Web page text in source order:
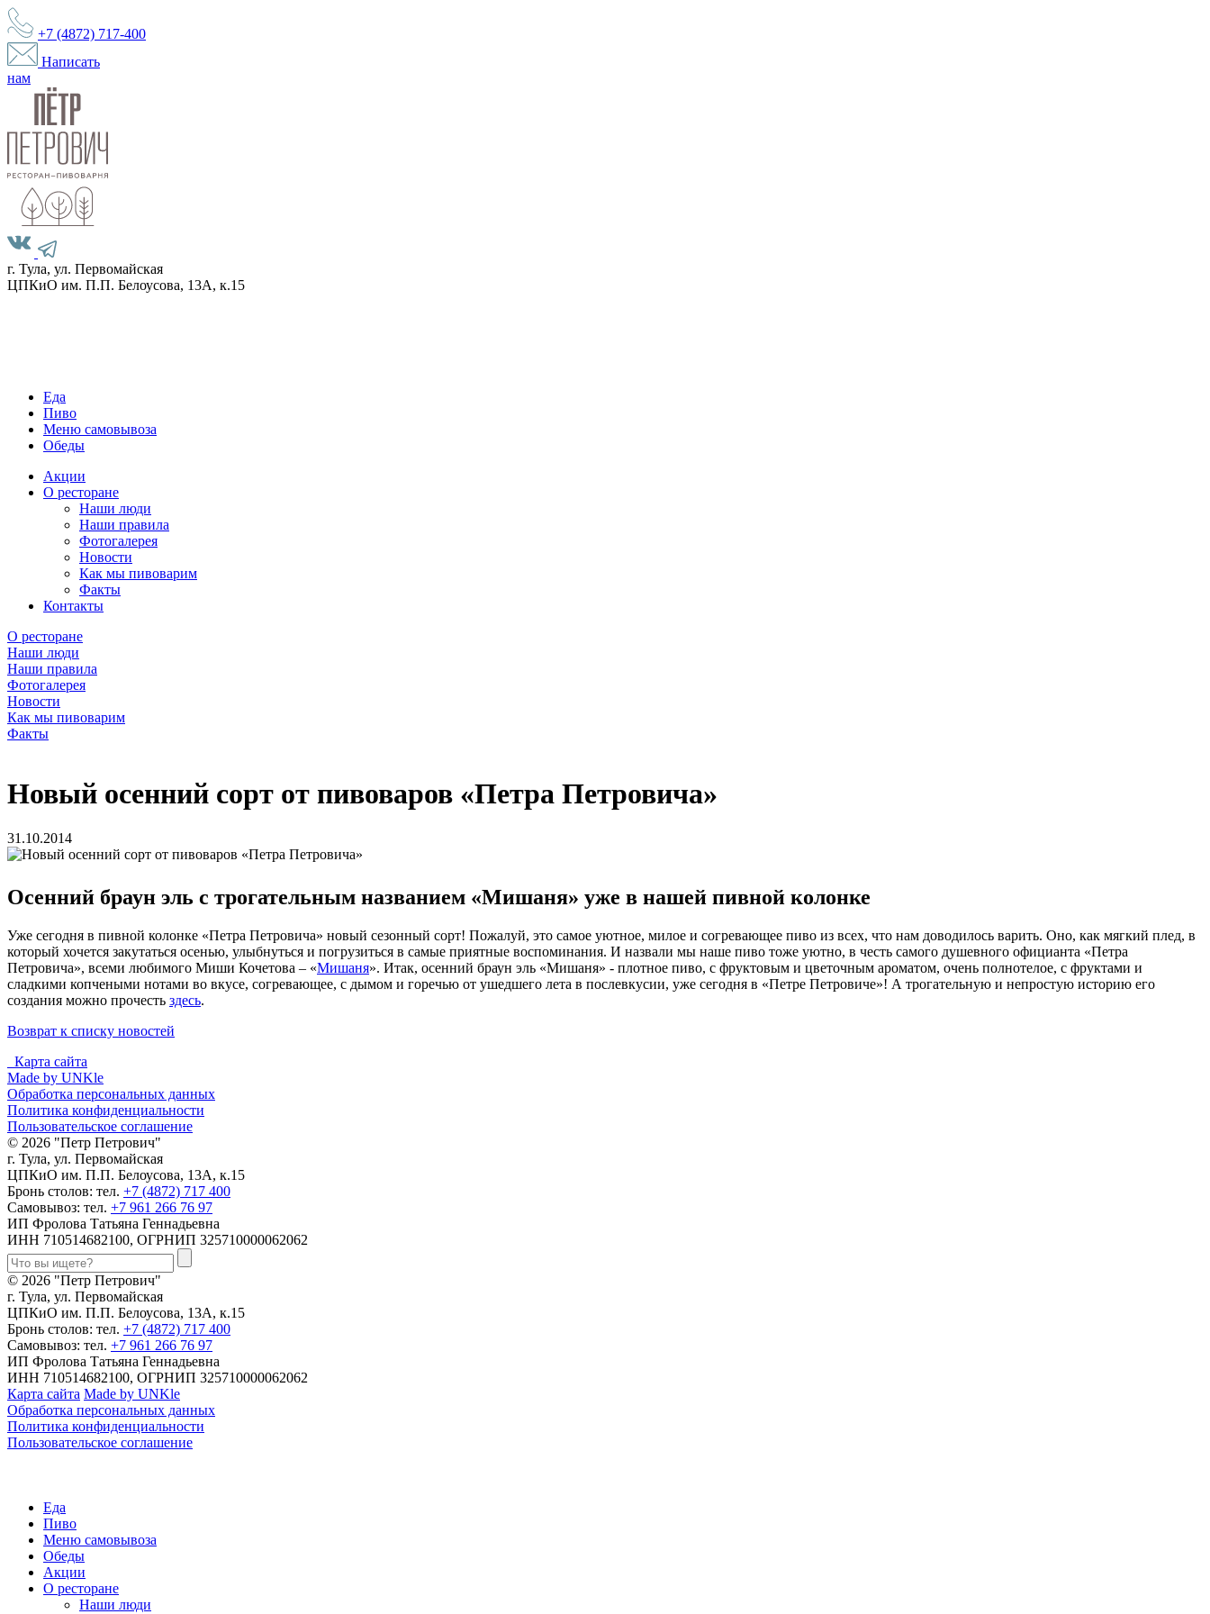
+7 (4872) 717-400
Написать
нам
г. Тула, ул. Первомайская
ЦПКиО им. П.П. Белоусова, 13А, к.15
Еда
Пиво
Меню самовывоза
Обеды
Акции
О ресторане
Наши люди
Наши правила
Фотогалерея
Новости
Как мы пивоварим
Факты
Контакты
О ресторане
Наши люди
Наши правила
Фотогалерея
Новости
Как мы пивоварим
Факты
Новый осенний сорт от пивоваров «Петра Петровича»
31.10.2014
Осенний браун эль с трогательным названием «Мишаня» уже в нашей пивной колонке
Уже сегодня в пивной колонке «Петра Петровича» новый сезонный сорт! Пожалуй, это самое уютное, милое и согревающее пиво из всех, что нам доводилось варить. Оно, как мягкий плед, в
который хочется закутаться осенью, улыбнуться и погрузиться в самые приятные воспоминания. И назвали мы наше пиво тоже уютно, в честь самого душевного официанта «Петра
Петровича», всеми любимого Миши Кочетова – «Мишаня». Итак, осенний браун эль «Мишаня» - плотное пиво, с фруктовым и цветочным ароматом, очень полнотелое, с фруктами и
сладкими копчеными нотами во вкусе, согревающее, с дымом и горечью от ушедшего лета в послевкусии, уже сегодня в «Петре Петровиче»! А трогательную и непростую историю его
создания можно прочесть здесь.
Возврат к списку новостей
Карта сайта
Made by UNKle
Обработка персональных данных
Политика конфиденциальности
Пользовательское соглашение
© 2026 "Петр Петрович"
г. Тула, ул. Первомайская
ЦПКиО им. П.П. Белоусова, 13А, к.15
Бронь столов: тел. +7 (4872) 717 400
Самовывоз: тел. +7 961 266 76 97
ИП Фролова Татьяна Геннадьевна
ИНН 710514682100, ОГРНИП 325710000062062
© 2026 "Петр Петрович"
г. Тула, ул. Первомайская
ЦПКиО им. П.П. Белоусова, 13А, к.15
Бронь столов: тел. +7 (4872) 717 400
Самовывоз: тел. +7 961 266 76 97
ИП Фролова Татьяна Геннадьевна
ИНН 710514682100, ОГРНИП 325710000062062
Карта сайта Made by UNKle
Обработка персональных данных
Политика конфиденциальности
Пользовательское соглашение
Еда
Пиво
Меню самовывоза
Обеды
Акции
О ресторане
Наши люди